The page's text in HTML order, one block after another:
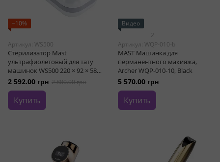
−10%
Артикул: WS500
Стерилизатор Mast
ультрафиолетовый для тату
машинок WS500 220 × 92 × 58
мм
2 592.00 грн 2 880.00 грн
Купить
Видео
2
Артикул: WQP-010-b
MAST Машинка для
перманентного макияжа,
Archer WQP-010-10, Black
5 570.00 грн
Купить